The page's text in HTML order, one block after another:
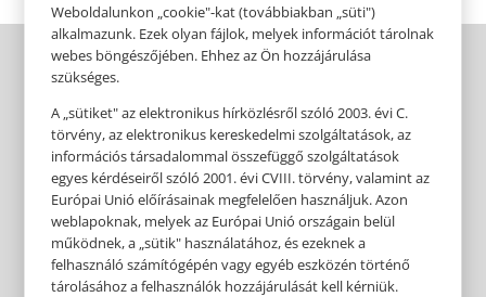
Weboldalunkon „cookie"-kat (továbbiakban „süti")
alkalmazunk. Ezek olyan fájlok, melyek információt tárolnak
webes böngészőjében. Ehhez az Ön hozzájárulása
szükséges.
A „sütiket" az elektronikus hírközlésről szóló 2003. évi C.
törvény, az elektronikus kereskedelmi szolgáltatások, az
információs társadalommal összefüggő szolgáltatások
egyes kérdéseiről szóló 2001. évi CVIII. törvény, valamint az
Európai Unió előírásainak megfelelően használjuk. Azon
weblapoknak, melyek az Európai Unió országain belül
működnek, a „sütik" használatához, és ezeknek a
felhasználó számítógépén vagy egyéb eszközén történő
tárolásához a felhasználók hozzájárulását kell kérniük.